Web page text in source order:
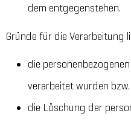
dem entgegenstehen.
Gründe für die Verarbeitung
die
verarbeitet wurden bzw.
die Löschung der